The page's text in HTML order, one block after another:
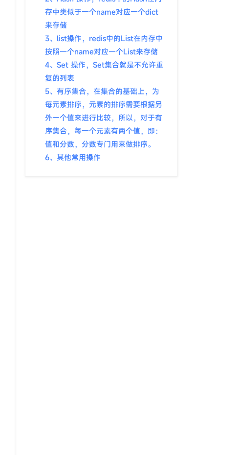
存中类似于一个name对应一个dict
来存储
3、list操作，redis中的List在内存中
按照一个name对应一个List来存储
4、Set 操作，Set集合就是不允许重
复的列表
5、有序集合，在集合的基础上，为
每元素排序，元素的排序需要根据另
外一个值来进行比较，所以，对于有
序集合，每一个元素有两个值，即：
值和分数，分数专门用来做排序。
6、其他常用操作